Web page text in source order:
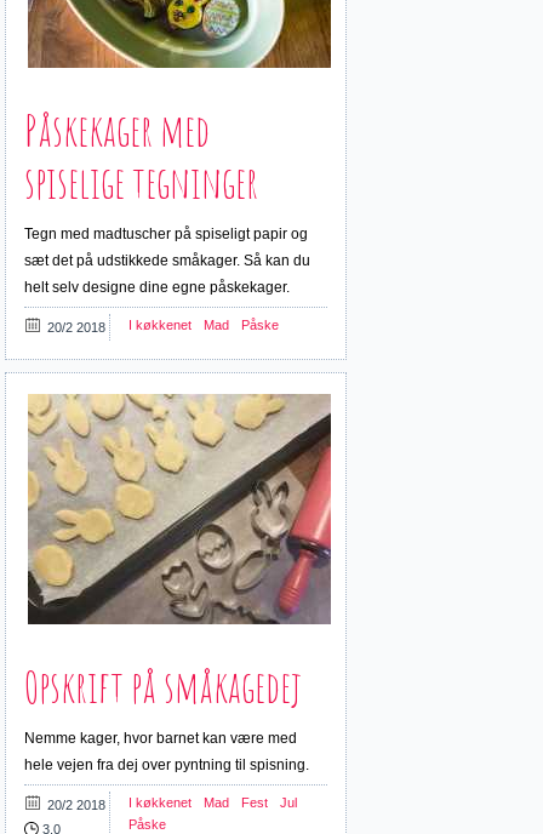
Påskekager med
spiselige tegninger
Tegn med madtuscher på spiseligt papir og
sæt det på udstikkede småkager. Så kan du
helt selv designe dine egne påskekager.
20/2 2018 I køkkenet Mad Påske
Opskrift på småkagedej
Nemme kager, hvor barnet kan være med
hele vejen fra dej over pyntning til spisning.
20/2 2018
3,0
I køkkenet Mad Fest
Jul
Påske